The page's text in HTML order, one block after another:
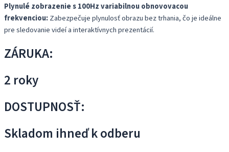
Plynulé zobrazenie s 100Hz variabilnou obnovovacou
frekvenciou:Zabezpečuje plynulosť obrazu bez trhania, čo je ideálne
pre sledovanie videí a interaktívnych prezentácií.
ZÁRUKA:
2 roky
DOSTUPNOSŤ:
Skladom ihneď k odberu